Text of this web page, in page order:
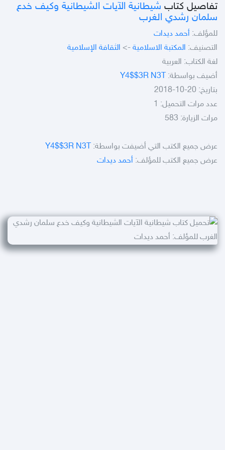
تفاصيل كتاب شيطانية الآيات الشيطانية وكيف خدع
سلمان رشدي الغرب
للمؤلف: أحمد ديدات
التصنيف: المكتبة الاسلامية -> الثقافة الإسلامية
لغة الكتاب: العربية
أضيف بواسطة: Y4$$3R N3T
بتاريخ: 20-10-2018
عدد مرات التحميل: 1
مرات الزيارة: 583
عرض جميع الكتب التي أضيفت بواسطة: Y4$$3R N3T
عرض جميع الكتب للمؤلف: أحمد ديدات